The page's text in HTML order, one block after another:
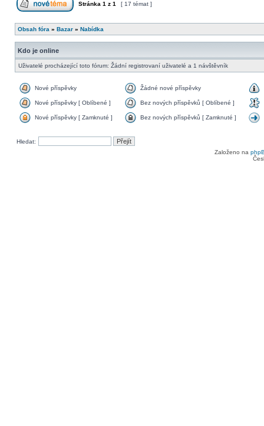
Stránka 1 z 1 [ 17 témat ]
Obsah fóra » Bazar » Nabídka
Kdo je online
Uživatelé procházející toto fórum: Žádní registrovaní uživatelé a 1 návštěvník
Nové příspěvky Žádné nové příspěvky
Nové příspěvky [ Oblíbené ] Bez nových příspěvků [ Oblíbené ]
Nové příspěvky [ Zamknuté ] Bez nových příspěvků [ Zamknuté ]
Hledat:
Založeno na